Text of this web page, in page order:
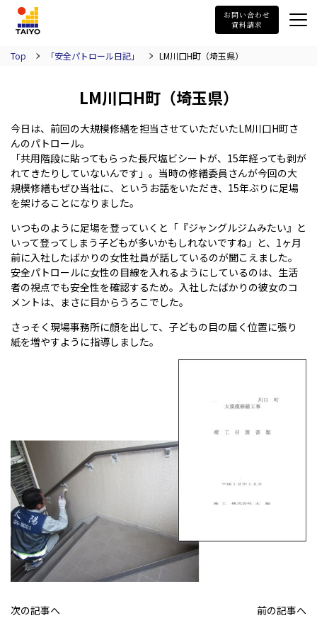
お問い合わせ
資料請求
Top 「安全パトロール日記」 LM川口H町（埼玉県）
LM川口H町（埼玉県）
今日は、前回の大規模修繕を担当させていただいたLM川口H町さ
んのパトロール。
「共用階段に貼ってもらった長尺塩ビシートが、15年経っても剥が
れてきたりしていないんです」。当時の修繕委員さんが今回の大
規模修繕もぜひ当社に、というお話をいただき、15年ぶりに足場
を架けることになりました。
いつものように足場を登っていくと「『ジャングルジムみたい』と
いって登ってしまう子どもが多いかもしれないですね」と、1ヶ月
前に入社したばかりの女性社員が話しているのが聞こえました。
安全パトロールに女性の目線を入れるようにしているのは、生活
者の視点でも安全性を確認するため。入社したばかりの彼女のコ
メントは、まさに目からうろこでした。
さっそく現場事務所に顔を出して、子どもの目の届く位置に張り
紙を増やすように指導しました。
前の記事へ
次の記事へ